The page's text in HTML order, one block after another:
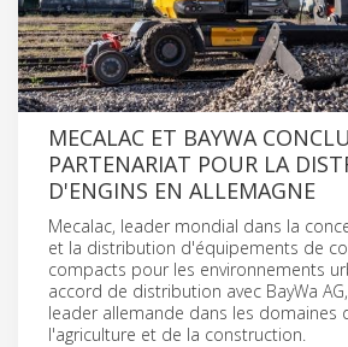
MECALAC ET BAYWA
PARTENARIAT POUR LA
D'ENGINS EN ALLEMAGNE
Mecalac, leader mondial dans la
et la distribution d'équipements de
compacts pour les environnements
accord de distribution avec BayWa
leader allemande dans les domaines
l'agriculture et de la construction.